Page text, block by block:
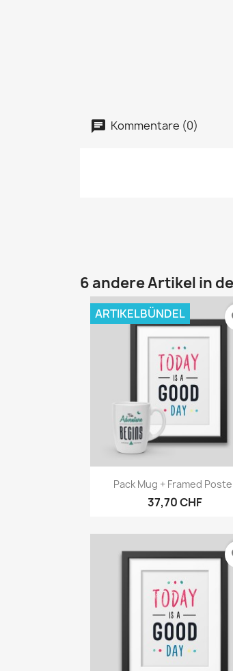
Kommentare (0)
6 andere Artikel in
Vorschau
Pack Mug + Framed
37,70 CHF
ARTIKELBÜNDEL